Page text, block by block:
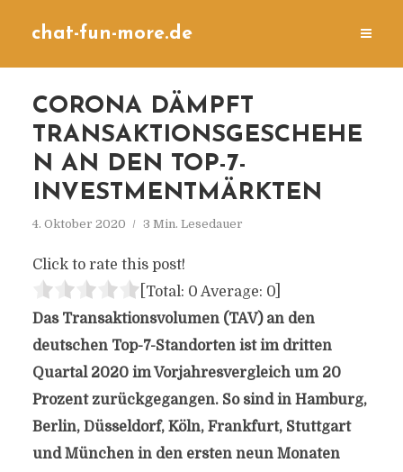
chat-fun-more.de
CORONA DÄMPFT
TRANSAKTIONSGESCHEHE
N AN DEN TOP-7-
INVESTMENTMÄRKTEN
4. Oktober 2020 3 Min. Lesedauer
Click to rate this post!
[Total: 0 Average: 0]
Das Transaktionsvolumen (TAV) an den
deutschen Top-7-Standorten ist im dritten
Quartal 2020 im Vorjahresvergleich um 20
Prozent zurückgegangen. So sind in Hamburg,
Berlin, Düsseldorf, Köln, Frankfurt, Stuttgart
und München in den ersten neun Monaten